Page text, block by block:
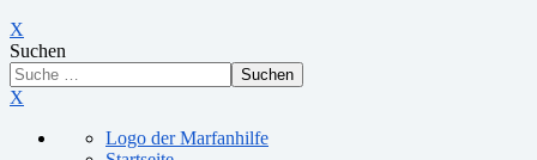
X
Suchen
Suchen
X
Logo der Marfanhilfe